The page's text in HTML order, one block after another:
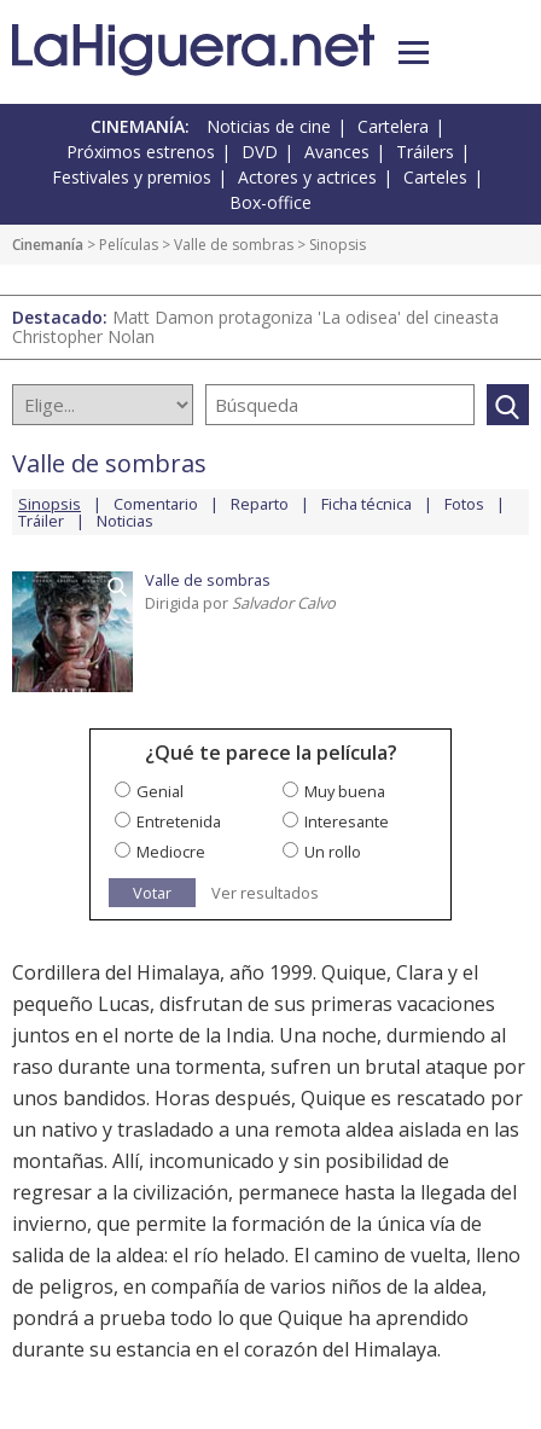
CINEMANÍA: Noticias de cine
Cartelera
Próximos estrenos
DVD Avances
Tráilers
Festivales y premios
Actores y actrices
Carteles
Box-office
Cinemanía > Películas >Valle de sombras > Sinopsis
Destacado: Matt Damon protagoniza 'La odisea' del cineasta
Christopher Nolan
Valle de sombras
Sinopsis Comentario Reparto Ficha técnica Fotos
Tráiler Noticias
Valle de sombras
Dirigida por Salvador Calvo
¿Qué te parece la película?
Genial
Muy buena
Entretenida
Interesante
Mediocre
Un rollo
Votar
Ver resultados
Cordillera del Himalaya, año 1999. Quique, Clara y el
pequeño Lucas, disfrutan de sus primeras vacaciones
juntos en el norte de la India. Una noche, durmiendo al
raso durante una tormenta, sufren un brutal ataque por
unos bandidos. Horas después, Quique es rescatado por
un nativo y trasladado a una remota aldea aislada en las
montañas. Allí, incomunicado y sin posibilidad de
regresar a la civilización, permanece hasta la llegada del
invierno, que permite la formación de la única vía de
salida de la aldea: el río helado. El camino de vuelta, lleno
de peligros, en compañía de varios niños de la aldea,
pondrá a prueba todo lo que Quique ha aprendido
durante su estancia en el corazón del Himalaya.